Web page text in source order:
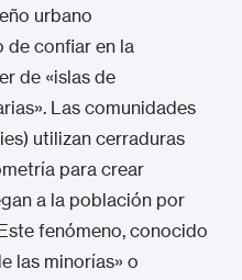
urbano
de confiar en la
de «islas de
Las comunidades
utilizan cerraduras
para crear
a la población por
fenómeno, conocido
las minorías» o